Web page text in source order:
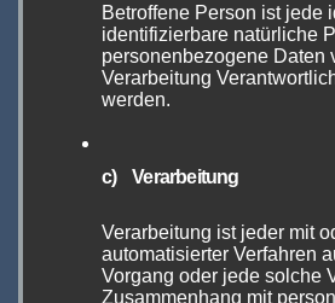
Modder sind nach wie vor
Betroffene Person ist jede
identifizierbare natürliche
personenbezogene Daten
Verarbeitung
werden.
c) Verarbeitung
Verarbeitung ist jeder mit
automatisierter Verfahren
Vorgang oder jede solche
Zusammenhang mit